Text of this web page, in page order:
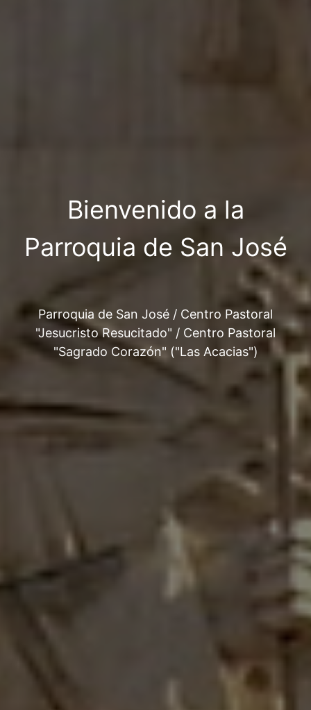
Bienvenido a la
Parroquia de San José
Parroquia de San José / Centro Pastoral
"Jesucristo Resucitado" / Centro Pastoral
"Sagrado Corazón" ("Las Acacias")